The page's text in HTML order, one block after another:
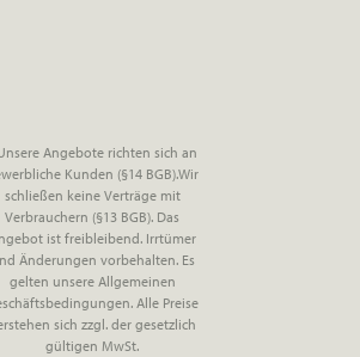
Angebote richten sich an
Kunden (§14 BGB).Wir
schließen keine Verträge mit
Verbrauchern (§13 BGB). Das
ist freibleibend. Irrtümer
Änderungen vorbehalten. Es
gelten unsere Allgemeinen
Alle Preise
sich zzgl. der gesetzlich
gültigen MwSt.